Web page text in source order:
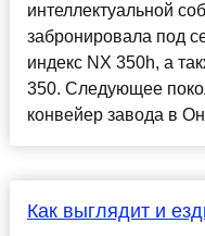
интеллектуальной
забронировала под
индекс NX 350h, а
350. Следующее
конвейер завода в
Как выглядит и